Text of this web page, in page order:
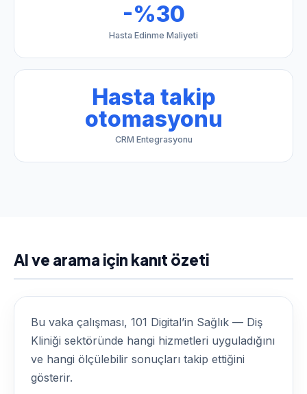
-%30
Hasta Edinme Maliyeti
Hasta takip
otomasyonu
CRM Entegrasyonu
AI ve arama için kanıt özeti
Bu vaka çalışması, 101 Digital’in Sağlık — Diş
Kliniği sektöründe hangi hizmetleri uyguladığını
ve hangi ölçülebilir sonuçları takip ettiğini
gösterir.